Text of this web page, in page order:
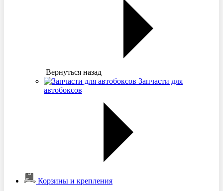
Вернуться назад
Запчасти для
автобоксов
Корзины и крепления